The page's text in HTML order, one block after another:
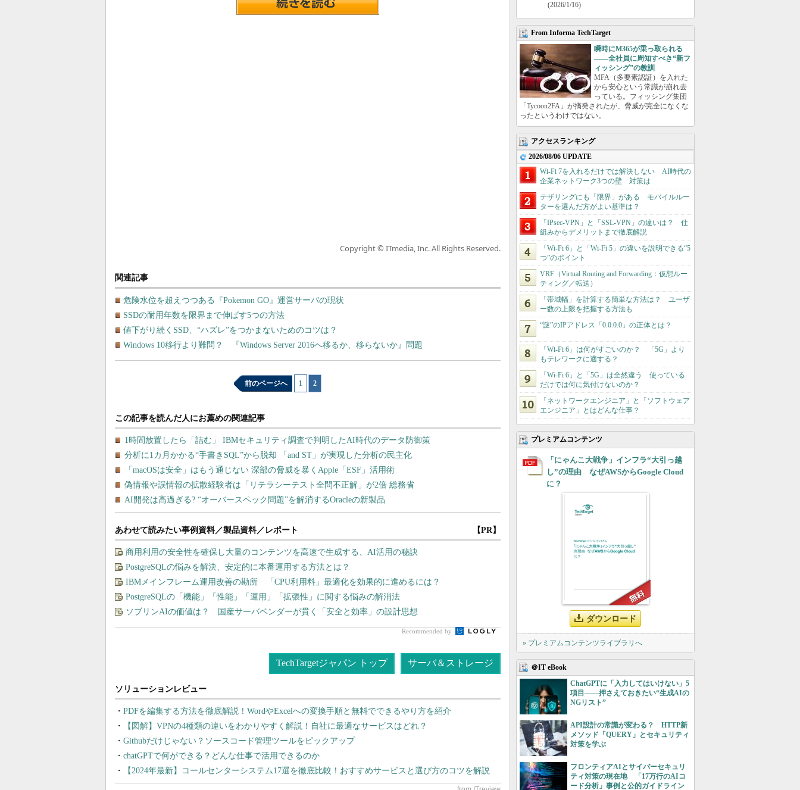
Copyright © ITmedia, Inc. All Rights Reserved.
関連記事
危険水位を超えつつある『Pokemon GO』運営サーバの現状
SSDの耐用年数を限界まで伸ばす5つの方法
値下がり続くSSD、“ハズレ”をつかまないためのコツは？
Windows 10移行より難問？ 『Windows Server 2016へ移るか、移らないか』問題
前のページへ 1 2
あわせて読みたい事例資料／製品資料／レポート 【PR】
商用利用の安全性を確保し大量のコンテンツを高速で生成する、AI活用の秘訣
PostgreSQLの悩みを解決、安定的に本番運用する方法とは？
IBMメインフレーム運用改善の勘所 「CPU利用料」最適化を効果的に進めるには？
PostgreSQLの「機能」「性能」「運用」「拡張性」に関する悩みの解消法
ソブリンAIの価値は？ 国産サーバベンダーが貫く「安全と効率」の設計思想
Recommended by
TechTargetジャパン トップ サーバ＆ストレージ
PDFを編集する方法を徹底解説！WordやExcelへの変換手順と無料でできるやり方を紹介
【図解】VPNの4種類の違いをわかりやすく解説！自社に最適なサービスはどれ？
Githubだけじゃない？ソースコード管理ツールをピックアップ
chatGPTで何ができる？どんな仕事で活用できるのか
【2024年最新】コールセンターシステム17選を徹底比較！おすすめサービスと選び方のコツを解説
(2026/1/16)
From Informa TechTarget
瞬時にM365が乗っ取られる
――全社員に周知すべき“新フ
ィッシング”の教訓
MFA（多要素認証）を入れた
から安心という常識が崩れ去
っている。フィッシング集団
「Tycoon2FA」が摘発されたが、脅威が完全になくな
ったというわけではない。
アクセスランキング
2026/08/06 UPDATE
Wi-Fi 7を入れるだけでは解決しない AI時代の
企業ネットワーク3つの壁 対策は
テザリングにも「限界」がある モバイルルー
ターを選んだ方がよい基準は？
「IPsec-VPN」と「SSL-VPN」の違いは？ 仕
組みからデメリットまで徹底解説
「Wi-Fi 6」と「Wi-Fi 5」の違いを説明できる“5
つ”のポイント
VRF（Virtual Routing and Forwarding：仮想ルー
ティング／転送）
「帯域幅」を計算する簡単な方法は？ ユーザ
ー数の上限を把握する方法も
“謎”のIPアドレス「0.0.0.0」の正体とは？
「Wi-Fi 6」は何がすごいのか？ 「5G」より
もテレワークに適する？
「Wi-Fi 6」と「5G」は全然違う 使っている
だけでは何に気付けないのか？
「ネットワークエンジニア」と「ソフトウェア
エンジニア」とはどんな仕事？
プレミアムコンテンツ
「にゃんこ大戦争」インフラ“大引っ越
し”の理由 なぜAWSからGoogle Cloud
に？
ダウンロード
» プレミアムコンテンツライブラリへ
＠IT eBook
ChatGPTに「入力してはいけない」5
項目――押さえておきたい“生成AIの
NGリスト”
API設計の常識が変わる？ HTTP新
メソッド「QUERY」とセキュリティ
対策を学ぶ
フロンティアAIとサイバーセキュリ
ティ対策の現在地 「17万行のAIコ
ード分析」事例と公的ガイドライン